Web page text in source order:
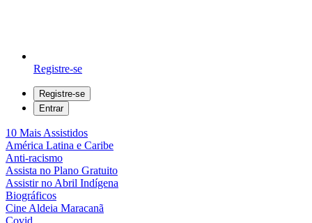
Registre-se
Registre-se
Entrar
10 Mais Assistidos
América Latina e Caribe
Anti-racismo
Assista no Plano Gratuito
Assistir no Abril Indígena
Biográficos
Cine Aldeia Maracanã